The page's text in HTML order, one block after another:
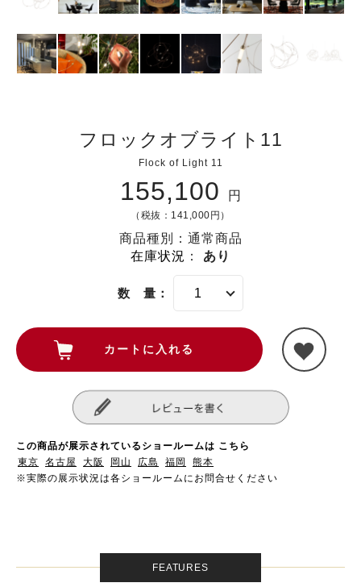
フロックオブライト11
Flock of Light 11
155,100 円
（税抜：141,000円）
商品種別：通常商品
在庫状況 ： あり
数 量：
この商品が展示されているショールームは こちら
東京
名古屋 大阪 岡山 広島 福岡
熊本
※実際の展示状況は各ショールームにお問合せください
FEATURES